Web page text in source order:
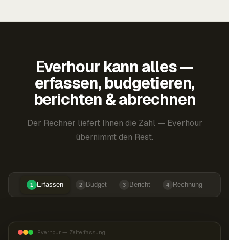
Everhour kann alles —
erfassen, budgetieren,
berichten & abrechnen
Der Rechner liefert Ihnen die Zahl — Everhour
übernimmt den Rest.
1 Erfassen 2 Budget 3 Bericht 4 Rechnung
Everhour — Zeiterfassung